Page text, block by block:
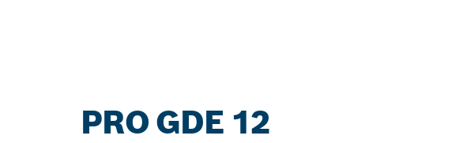
PRO GDE 12